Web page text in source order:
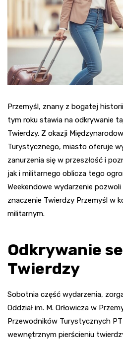
Przemyśl, znany z bogatej
tym roku stawia na odkrywanie
Twierdzy. Z okazji
Turystycznego, miasto oferuje
zanurzenia się w przeszłość i
jak i militarnego oblicza tego
Weekendowe wydarzenie
znaczenie Twierdzy Przemyśl w
militarnym.
Odkrywanie
Twierdzy
Sobotnia część wydarzenia,
Oddział im. M. Orłowicza w
Przewodników Turystycznych
wewnętrznym pierścieniu